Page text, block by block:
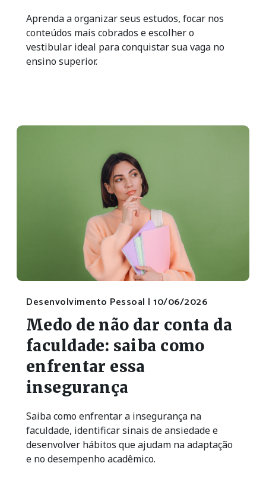
Aprenda a organizar seus estudos, focar nos
conteúdos mais cobrados e escolher o
vestibular ideal para conquistar sua vaga no
ensino superior.
Desenvolvimento Pessoal | 10/06/2026
Medo de não dar conta da
faculdade: saiba como
enfrentar essa
insegurança
Saiba como enfrentar a insegurança na
faculdade, identificar sinais de ansiedade e
desenvolver hábitos que ajudam na adaptação
e no desempenho acadêmico.